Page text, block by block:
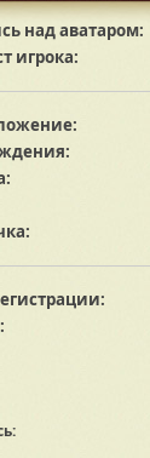
над аватаром:
игрока: